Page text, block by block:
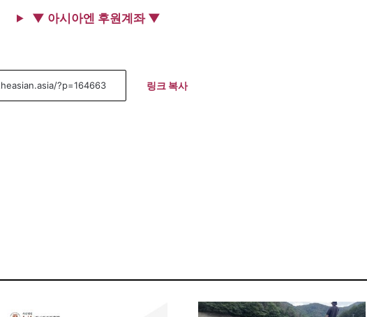
▼ 아시아엔 후원계좌 ▼
링크 복사